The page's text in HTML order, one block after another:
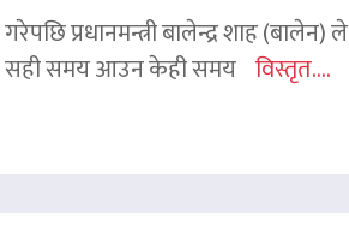
प्रधानमन्त्री बालेन्द्र शाह (बालेन) ले
सही समय आउन केही समय विस्तृत....